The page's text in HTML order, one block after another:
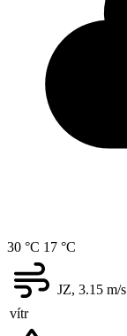
30 °C 17 °C
vítr
JZ, 3.15 m/s